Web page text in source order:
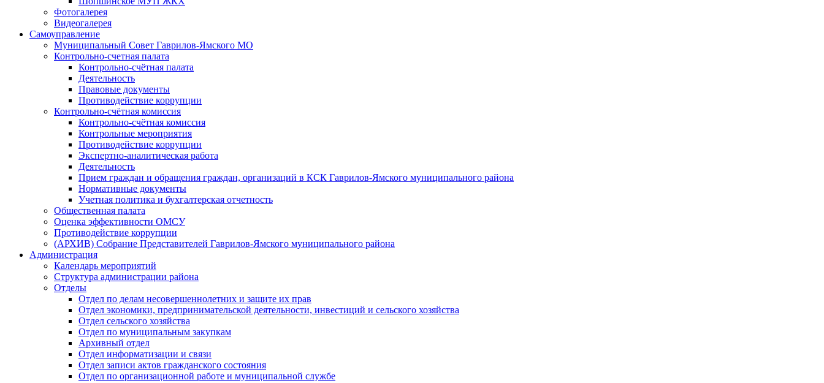
Фотогалерея
Видеогалерея
Самоуправление
Муниципальный Совет Гаврилов-Ямского МО
Контрольно-счетная палата
Контрольно-счётная палата
Деятельность
Правовые документы
Противодействие коррупции
Контрольно-счётная комиссия
Контрольно-счётная комиссия
Контрольные мероприятия
Противодействие коррупции
Экспертно-аналитическая работа
Деятельность
Прием граждан и обращения граждан, организаций в КСК Гаврилов-Ямского муниципального района
Нормативные документы
Учетная политика и бухгалтерская отчетность
Общественная палата
Оценка эффективности ОМСУ
Противодействие коррупции
(АРХИВ) Собрание Представителей Гаврилов-Ямского муниципального района
Администрация
Календарь мероприятий
Структура администрации района
Отделы
Отдел по делам несовершеннолетних и защите их прав
Отдел экономики, предпринимательской деятельности, инвестиций и сельского хозяйства
Отдел сельского хозяйства
Отдел по муниципальным закупкам
Архивный отдел
Отдел информатизации и связи
Отдел записи актов гражданского состояния
Отдел по организационной работе и муниципальной службе